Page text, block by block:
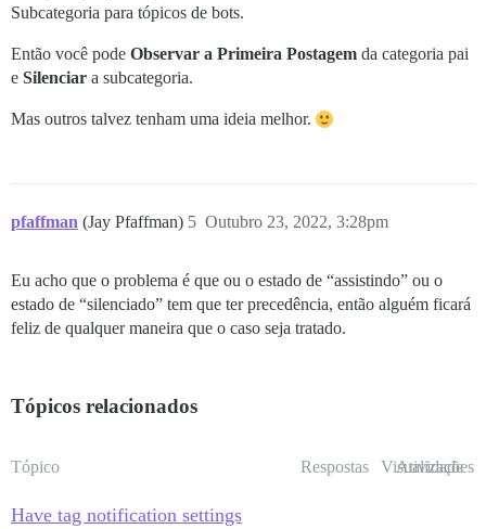
Subcategoria para tópicos de bots.
Então você pode Observar a Primeira Postagem da categoria pai
e Silenciar a subcategoria.
Mas outros talvez tenham uma ideia melhor.
pfaffman (Jay Pfaffman) Outubro 23, 2022, 3:28pm
5
Eu acho que o problema é que ou o estado de “assistindo” ou o
estado de “silenciado” tem que ter precedência, então alguém ficará
feliz de qualquer maneira que o caso seja tratado.
Tópicos relacionados
Tópico Respostas Visualizações
Atividade
Have tag notification settings